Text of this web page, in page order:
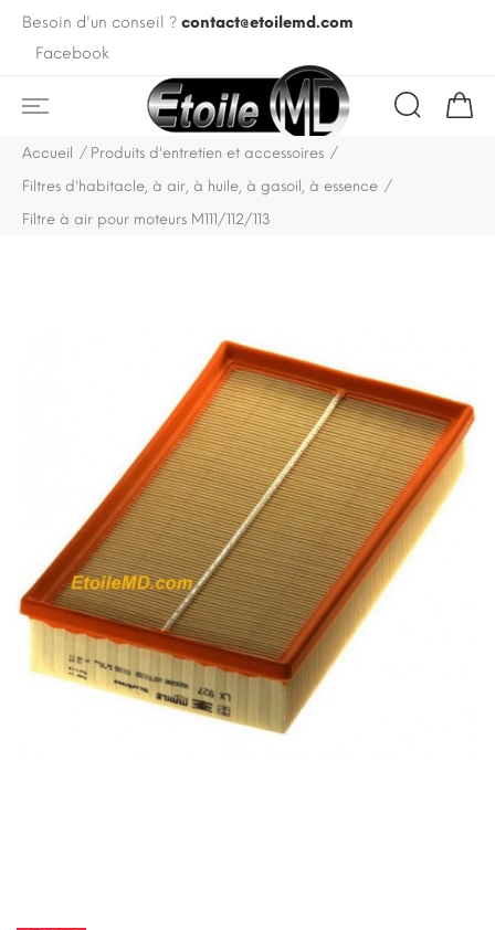
Besoin d'un conseil ? contact@etoilemd.com
Facebook
Accueil
Produits d'entretien et accessoires
Filtres d'habitacle, à air, à huile, à gasoil, à essence
Filtre à air pour moteurs M111/112/113